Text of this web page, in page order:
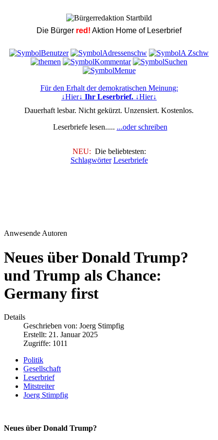
Die Bürger red! Aktion Home of Leserbrief
Für den Erhalt der demokratischen Meinung:
↓Hier↓ Ihr Leserbrief. ↓Hier↓
Dauerhaft lesbar. Nicht gekürzt. Unzensiert. Kostenlos.
Leserbriefe lesen..... ...oder schreiben
NEU: Die beliebtesten:
Schlagwörter Leserbriefe
Anwesende Autoren
Neues über Donald Trump?
und Trump als Chance:
Germany first
Details
Geschrieben von: Joerg Stimpfig
Erstellt: 21. Januar 2025
Zugriffe: 1011
Politik
Gesellschaft
Leserbrief
Mitstreiter
Joerg Stimpfig
Neues über Donald Trump?